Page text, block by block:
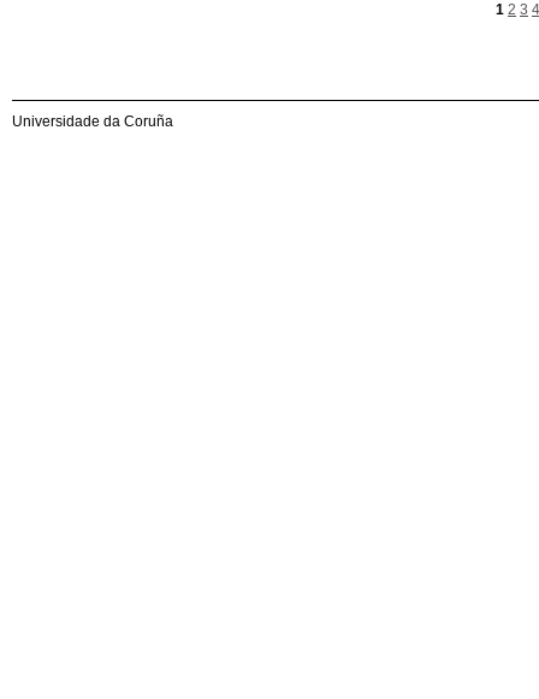
1 2 3 4
Universidade da Coruña